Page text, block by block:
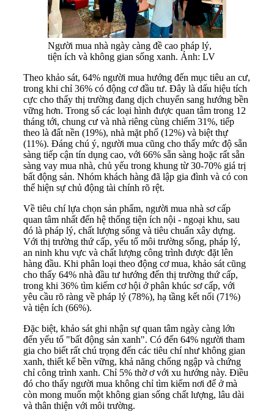
Người mua nhà ngày càng đề cao pháp lý,
tiện ích và không gian sống xanh. Ảnh: LV
Theo khảo sát, 64% người mua hướng đến mục tiêu an cư,
trong khi chỉ 36% có động cơ đầu tư. Đây là dấu hiệu tích
cực cho thấy thị trường đang dịch chuyển sang hướng bền
vững hơn. Trong số các loại hình được quan tâm trong 12
tháng tới, chung cư và nhà riêng cùng chiếm 31%, tiếp
theo là đất nền (19%), nhà mặt phố (12%) và biệt thự
(11%). Đáng chú ý, người mua cũng cho thấy mức độ sẵn
sàng tiếp cận tín dụng cao, với 66% sẵn sàng hoặc rất sẵn
sàng vay mua nhà, chủ yếu trong khung từ 30-70% giá trị
bất động sản. Nhóm khách hàng đã lập gia đình và có con
thể hiện sự chủ động tài chính rõ rệt.
Về tiêu chí lựa chọn sản phẩm, người mua nhà sơ cấp
quan tâm nhất đến hệ thống tiện ích nội - ngoại khu, sau
đó là pháp lý, chất lượng sống và tiêu chuẩn xây dựng.
Với thị trường thứ cấp, yếu tố môi trường sống, pháp lý,
an ninh khu vực và chất lượng công trình được đặt lên
hàng đầu. Khi phân loại theo động cơ mua, khảo sát cũng
cho thấy 64% nhà đầu tư hướng đến thị trường thứ cấp,
trong khi 36% tìm kiếm cơ hội ở phân khúc sơ cấp, với
yêu cầu rõ ràng về pháp lý (78%), hạ tầng kết nối (71%)
và tiện ích (66%).
Đặc biệt, khảo sát ghi nhận sự quan tâm ngày càng lớn
đến yếu tố "bất động sản xanh". Có đến 64% người tham
gia cho biết rất chú trọng đến các tiêu chí như không gian
xanh, thiết kế bền vững, khả năng chống ngập và chứng
chỉ công trình xanh. Chỉ 5% thờ ơ với xu hướng này. Điều
đó cho thấy người mua không chỉ tìm kiếm nơi để ở mà
còn mong muốn một không gian sống chất lượng, lâu dài
và thân thiện với môi trường.